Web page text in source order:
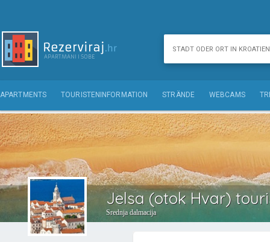
APARTMENTS TOURISTENINFORMATION STRÄNDE WEBCAMS
Jelsa (otok Hvar)
Srednja dalmacija